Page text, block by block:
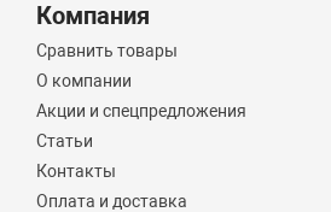
Компания
Сравнить товары
О компании
Акции и спецпредложения
Статьи
Контакты
Оплата и доставка